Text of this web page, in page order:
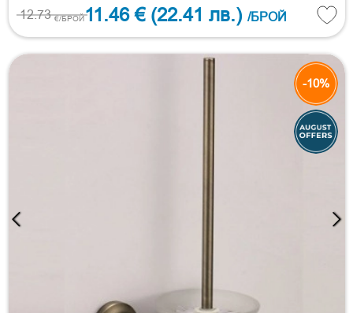
12.73€/БРОЙ11.46 € (22.41 лв.) /БРОЙ
-10%